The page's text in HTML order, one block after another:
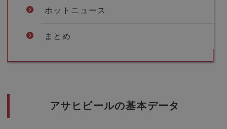
ホットニュース
まとめ
アサヒビールの基本データ